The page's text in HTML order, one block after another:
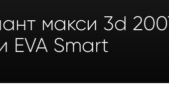
макси 3d
EVA Smart